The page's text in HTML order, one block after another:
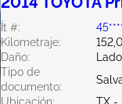
Ít #:
Kilometraje:
Daño:
Tipo de
documento: